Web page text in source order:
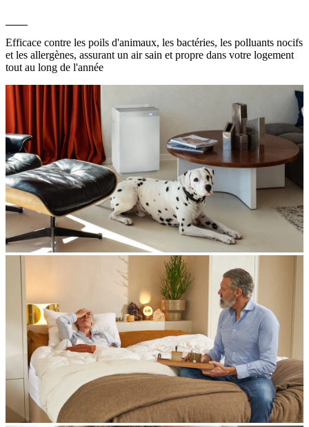
Efficace contre les poils d'animaux, les bactéries, les polluants nocifs
et les allergènes, assurant un air sain et propre dans votre logement
tout au long de l'année